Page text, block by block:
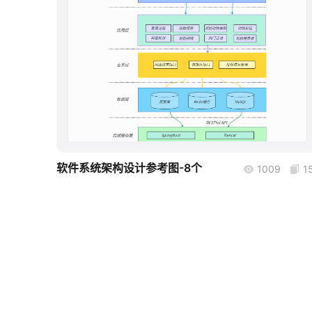
boardmix
软件系统架构设计参考图-8个 1009